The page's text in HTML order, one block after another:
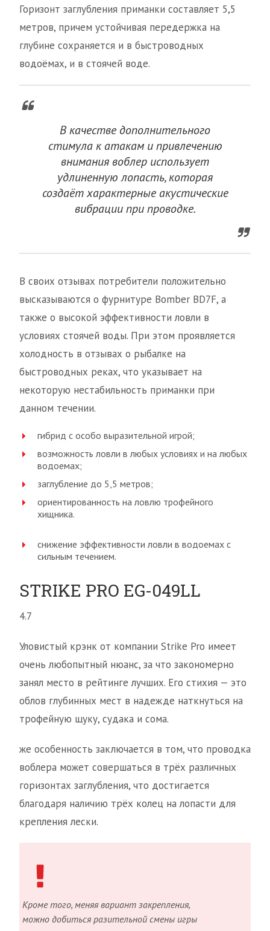
Горизонт заглубления приманки составляет 5,5
метров, причем устойчивая передержка на
глубине сохраняется и в быстроводных
водоёмах, и в стоячей воде.
В качестве дополнительного
стимула к атакам и привлечению
внимания воблер использует
удлиненную лопасть, которая
создаёт характерные акустические
вибрации при проводке.
В своих отзывах потребители положительно
высказываются о фурнитуре Bomber BD7F, а
также о высокой эффективности ловли в
условиях стоячей воды. При этом проявляется
холодность в отзывах о рыбалке на
быстроводных реках, что указывает на
некоторую нестабильность приманки при
данном течении.
гибрид с особо выразительной игрой;
возможность ловли в любых условиях и на любых
водоемах;
заглубление до 5,5 метров;
ориентированность на ловлю трофейного
хищника.
снижение эффективности ловли в водоемах с
сильным течением.
STRIKE PRO EG-049LL
4.7
Уловистый крэнк от компании Strike Pro имеет
очень любопытный нюанс, за что закономерно
занял место в рейтинге лучших. Его стихия — это
облов глубинных мест в надежде наткнуться на
трофейную щуку, судака и сома.
же особенность заключается в том, что проводка
воблера может совершаться в трёх различных
горизонтах заглубления, что достигается
благодаря наличию трёх колец на лопасти для
крепления лески.
Кроме того, меняя вариант закрепления,
можно добиться разительной смены игры